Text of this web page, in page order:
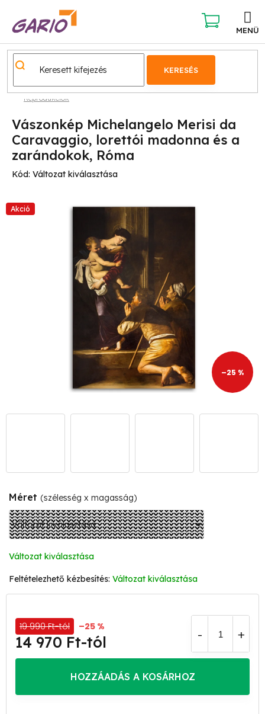
KERESÉS
KOSÁR
Reprodukciók
Vászonkép Michelangelo Merisi da
Caravaggio, lorettói madonna és a
zarándokok, Róma
Kód: Változat kiválasztása
Akció
–25 %
Méret (szélesség x magasság)
Változat kiválasztása
Változat kiválasztása
19 990 Ft-tól –25 %
14 970 Ft-tól
HOZZÁADÁS A KOSÁRHOZ